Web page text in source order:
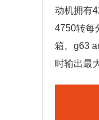
动机拥有
4750转每
箱。g63
时输出最